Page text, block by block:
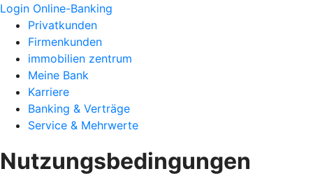
Login Online-Banking
Privatkunden
Firmenkunden
immobilien zentrum
Meine Bank
Karriere
Banking & Verträge
Service & Mehrwerte
Nutzungsbedingungen